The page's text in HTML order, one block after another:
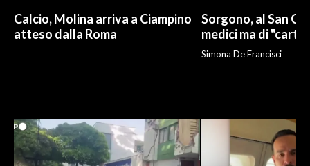
Calcio, Molina arriva a Ciampino
atteso dalla Roma
Sorgono, al San
medici ma di
Simona De Francisci